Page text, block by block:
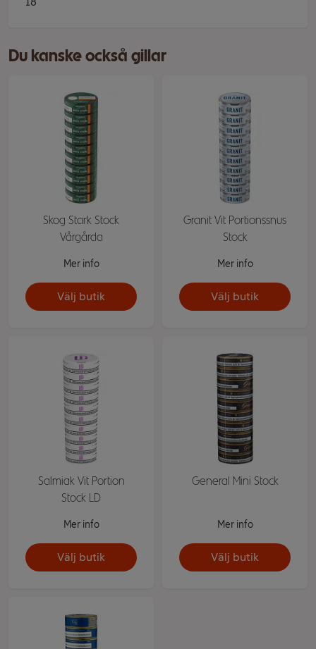
Du kanske också gillar
Skog Stark Stock
Vårgårda
Mer info
Välj butik
Granit Vit Portionssnus
Stock
Mer info
Välj butik
Salmiak Vit Portion
Stock LD
Mer info
Välj butik
General Mini Stock
Mer info
Välj butik